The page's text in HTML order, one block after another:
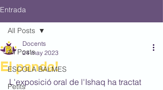
Entrada
All Posts
ESCOLA BALMES
Petits
All Posts
El panda!
Docents
24 may 2023
L'exposició oral de l'Ishaq ha tractat